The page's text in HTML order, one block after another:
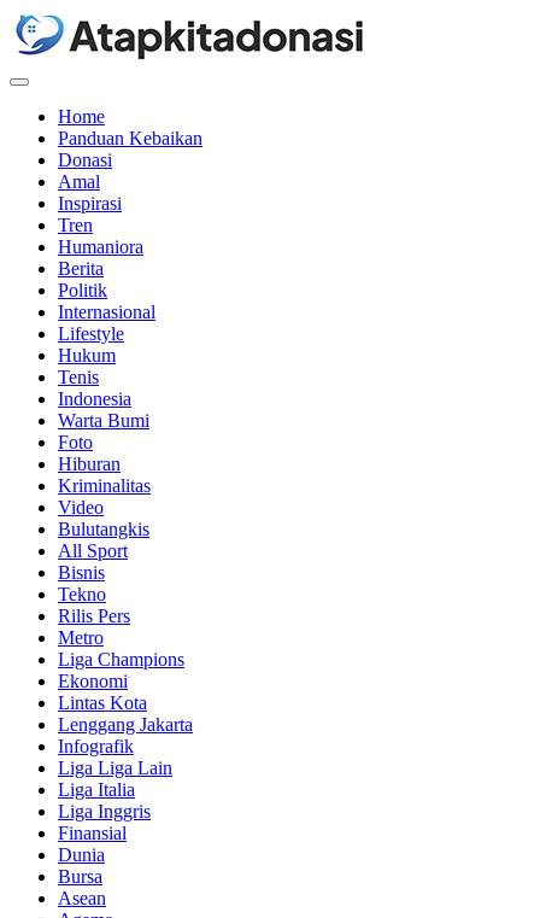
Menu
Home
Panduan Kebaikan
Donasi
Amal
Inspirasi
Tren
Humaniora
Berita
Politik
Internasional
Lifestyle
Hukum
Tenis
Indonesia
Warta Bumi
Foto
Hiburan
Kriminalitas
Video
Bulutangkis
All Sport
Bisnis
Tekno
Rilis Pers
Metro
Liga Champions
Ekonomi
Lintas Kota
Lenggang Jakarta
Infografik
Liga Liga Lain
Liga Italia
Liga Inggris
Finansial
Dunia
Bursa
Asean